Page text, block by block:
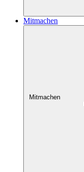
Mitmachen
Mitmachen